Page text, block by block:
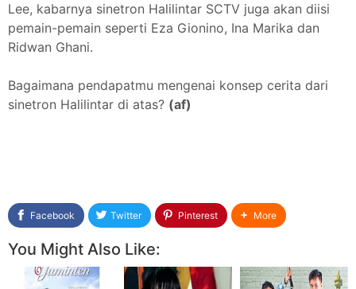
Lee, kabarnya sinetron Halilintar SCTV juga akan diisi
pemain-pemain seperti Eza Gionino, Ina Marika dan
Ridwan Ghani.
Bagaimana pendapatmu mengenai konsep cerita dari
sinetron Halilintar di atas? (af)
Facebook Twitter Pinterest More
You Might Also Like: